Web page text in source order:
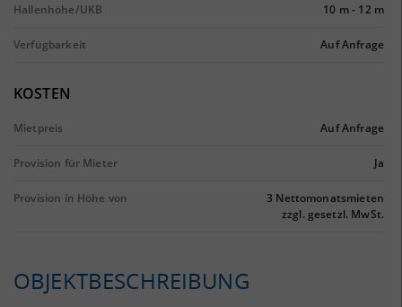
Hallenhöhe/UKB 10 m- 12 m
Verfügbarkeit Auf Anfrage
KOSTEN
Mietpreis Auf Anfrage
Provision für Mieter Ja
Provision in Höhe von
3 Nettomonatsmieten
zzgl. gesetzl. MwSt.
OBJEKTBESCHREIBUNG